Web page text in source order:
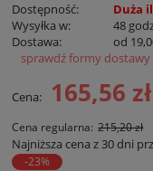
Dostępność:
Duża
Wysyłka w:
48
Dostawa:
od
Cena nie zawiera
sprawdź formy dostawy
Cena: 165,56 zł
Cena regularna: 215,20 zł
Najniższa cena z 30 dni
-23%